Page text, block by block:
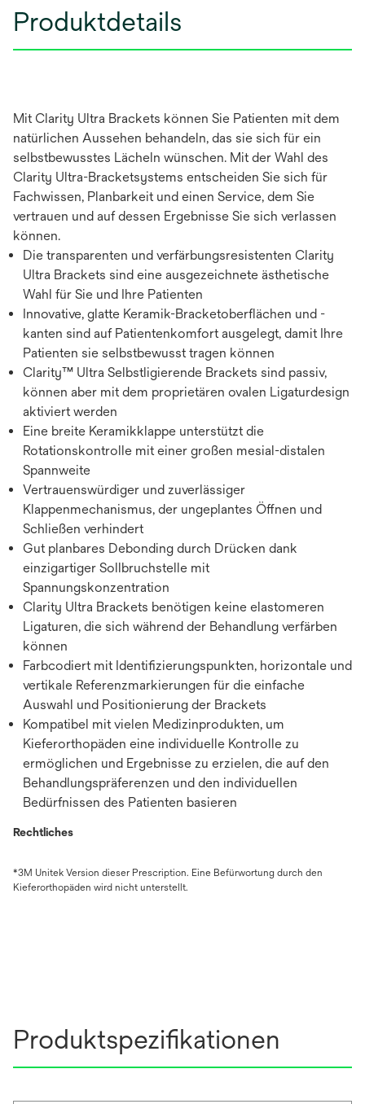
Produktdetails
Mit Clarity Ultra Brackets können Sie Patienten mit dem
natürlichen Aussehen behandeln, das sie sich für ein
selbstbewusstes Lächeln wünschen. Mit der Wahl des
Clarity Ultra-Bracketsystems entscheiden Sie sich für
Fachwissen, Planbarkeit und einen Service, dem Sie
vertrauen und auf dessen Ergebnisse Sie sich verlassen
können.
Die transparenten und verfärbungsresistenten Clarity
Ultra Brackets sind eine ausgezeichnete ästhetische
Wahl für Sie und Ihre Patienten
Innovative, glatte Keramik-Bracketoberflächen und -
kanten sind auf Patientenkomfort ausgelegt, damit Ihre
Patienten sie selbstbewusst tragen können
Clarity™ Ultra Selbstligierende Brackets sind passiv,
können aber mit dem proprietären ovalen Ligaturdesign
aktiviert werden
Eine breite Keramikklappe unterstützt die
Rotationskontrolle mit einer großen mesial-distalen
Spannweite
Vertrauenswürdiger und zuverlässiger
Klappenmechanismus, der ungeplantes Öffnen und
Schließen verhindert
Gut planbares Debonding durch Drücken dank
einzigartiger Sollbruchstelle mit
Spannungskonzentration
Clarity Ultra Brackets benötigen keine elastomeren
Ligaturen, die sich während der Behandlung verfärben
können
Farbcodiert mit Identifizierungspunkten, horizontale und
vertikale Referenzmarkierungen für die einfache
Auswahl und Positionierung der Brackets
Kompatibel mit vielen Medizinprodukten, um
Kieferorthopäden eine individuelle Kontrolle zu
ermöglichen und Ergebnisse zu erzielen, die auf den
Behandlungspräferenzen und den individuellen
Bedürfnissen des Patienten basieren
Rechtliches
*3M Unitek Version dieser Prescription. Eine Befürwortung durch den
Kieferorthopäden wird nicht unterstellt.
Produktspezifikationen